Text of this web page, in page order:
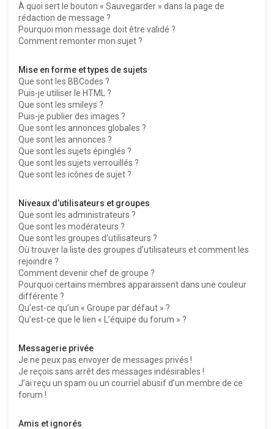
À quoi sert le bouton « Sauvegarder » dans la page de
rédaction de message ?
Pourquoi mon message doit être validé ?
Comment remonter mon sujet ?
Mise en forme et types de sujets
Que sont les BBCodes ?
Puis-je utiliser le HTML ?
Que sont les smileys ?
Puis-je publier des images ?
Que sont les annonces globales ?
Que sont les annonces ?
Que sont les sujets épinglés ?
Que sont les sujets verrouillés ?
Que sont les icônes de sujet ?
Niveaux d’utilisateurs et groupes
Que sont les administrateurs ?
Que sont les modérateurs ?
Que sont les groupes d’utilisateurs ?
Où trouver la liste des groupes d’utilisateurs et comment les
rejoindre ?
Comment devenir chef de groupe ?
Pourquoi certains membres apparaissent dans une couleur
différente ?
Qu’est-ce qu’un « Groupe par défaut » ?
Qu’est-ce que le lien « L’équipe du forum » ?
Messagerie privée
Je ne peux pas envoyer de messages privés !
Je reçois sans arrêt des messages indésirables !
J’ai reçu un spam ou un courriel abusif d’un membre de ce
forum !
Amis et ignorés